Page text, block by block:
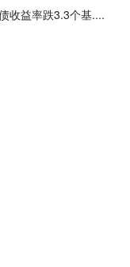
收益率跌3.3个基....